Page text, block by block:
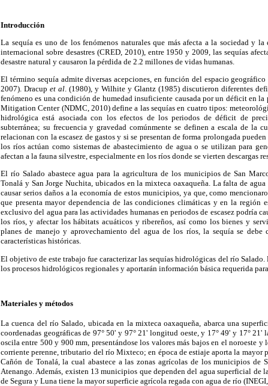
Introducción
La sequía es uno de los fenómenos naturales que más afecta a la sociedad y
internacional sobre desastres (CRED, 2010), entre 1950 y 2009, las sequías
desastre natural y causaron la pérdida de 2.2 millones de vidas humanas.
El término sequía admite diversas acepciones, en función del espacio
2007). Dracup et al. (1980), y Wilhite y Glantz (1985) discutieron diferentes
fenómeno es una condición de humedad insuficiente causada por un déficit en
Mitigation Center (NDMC, 2010) define a las sequías en cuatro tipos:
hidrológica está asociada con los efectos de los periodos de déficit de
subterránea; su frecuencia y gravedad comúnmente se definen a escala de la
relacionan con la escasez de gastos y si se presentan de forma prolongada
los ríos actúan como sistemas de abastecimiento de agua o se utilizan para
afectan a la fauna silvestre, especialmente en los ríos donde se vierten descargas
El río Salado abastece agua para la agricultura de los municipios de San
Tonalá y San Jorge Nuchita, ubicados en la mixteca oaxaqueña. La falta de
causar serios daños a la economía de estos municipios, ya que, como
que presenta mayor dependencia de las condiciones climáticas y en la
exclusivo del agua para las actividades humanas en periodos de escasez podría
los ríos, y afectar los hábitats acuáticos y ribereños, así como los bienes y
planes de manejo y aprovechamiento del agua de los ríos, la sequía se debe
características históricas.
El objetivo de este trabajo fue caracterizar las sequías hidrológicas del río
los procesos hidrológicos regionales y aportarán información básica requerida
Materiales y métodos
La cuenca del río Salado, ubicada en la mixteca oaxaqueña, abarca una
coordenadas geográficas de 97° 50' y 97° 21' longitud oeste, y 17° 49' y 17° 21'
oscila entre 500 y 900 mm, presentándose los valores más bajos en el noroeste y
corriente perenne, tributario del río Mixteco; en época de estiaje aporta la mayor
Cañón de Tonalá, la cual abastece a las zonas agrícolas de los municipios de
Atenango. Además, existen 13 municipios que dependen del agua superficial de
de Segura y Luna tiene la mayor superficie agrícola regada con agua de río